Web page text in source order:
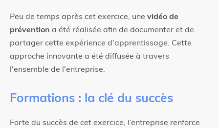
Peu de temps après cet exercice, une vidéo de
prévention a été réalisée afin de documenter et de
partager cette expérience d'apprentissage. Cette
approche innovante a été diffusée à travers
l'ensemble de l'entreprise.
Formations : la clé du succès
Forte du succès de cet exercice, l’entreprise renforce